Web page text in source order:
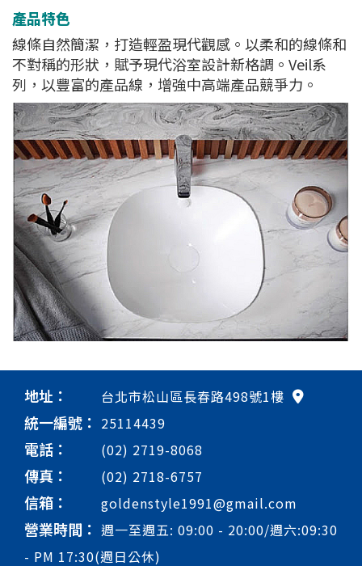
產品特色
線條自然簡潔，打造輕盈現代觀感。以柔和的線條和
不對稱的形狀，賦予現代浴室設計新格調。Veil系
列，以豐富的產品線，增強中高端產品競爭力。
地址： 台北市松山區長春路498號1樓
統一編號： 25114439
電話： (02) 2719-8068
傳真： (02) 2718-6757
信箱： goldenstyle1991@gmail.com
營業時間： 週一至週五: 09:00 - 20:00/週六:09:30
- PM 17:30(週日公休)